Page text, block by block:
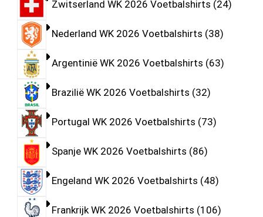
Zwitserland WK 2026 Voetbalshirts 24
Nederland WK 2026 Voetbalshirts 38
Argentinië WK 2026 Voetbalshirts 63
Brazilië WK 2026 Voetbalshirts 32
Portugal WK 2026 Voetbalshirts 73
Spanje WK 2026 Voetbalshirts 86
Engeland WK 2026 Voetbalshirts 48
Frankrijk WK 2026 Voetbalshirts 106